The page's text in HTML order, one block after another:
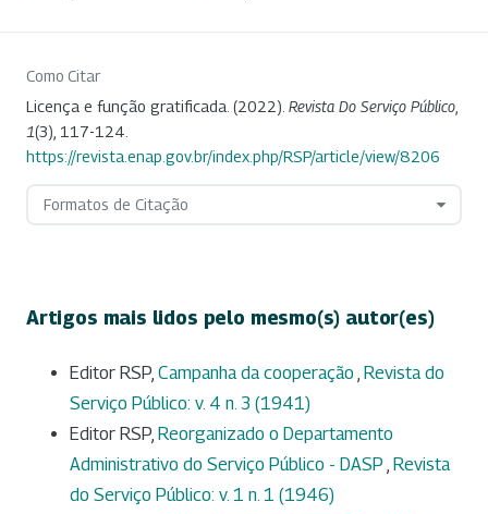
Como Citar
Licença e função gratificada. (2022). Revista Do Serviço Público
1(3), 117-124.
https://revista.enap.gov.br/index.php/RSP/article/view/8206
Formatos de Citação
Artigos mais lidos pelo mesmo(s) autor(es)
Editor RSP, Campanha da cooperação , Revista do
Serviço Público: v. 4 n. 3 (1941)
Editor RSP, Reorganizado o Departamento
Administrativo do Serviço Público - DASP , Revista
do Serviço Público: v. 1 n. 1 (1946)